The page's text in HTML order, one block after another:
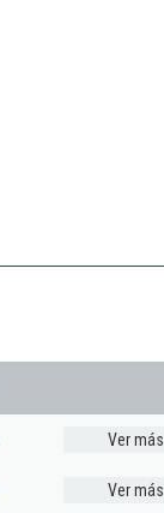
Ver más
Ver más